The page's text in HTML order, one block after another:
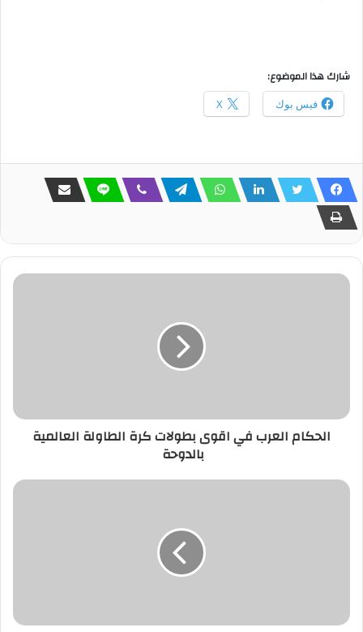
شارك هذا الموضوع:
فيس بوك X
الحكام العرب في اقوى بطولات كرة الطاولة العالمية
بالدوحة